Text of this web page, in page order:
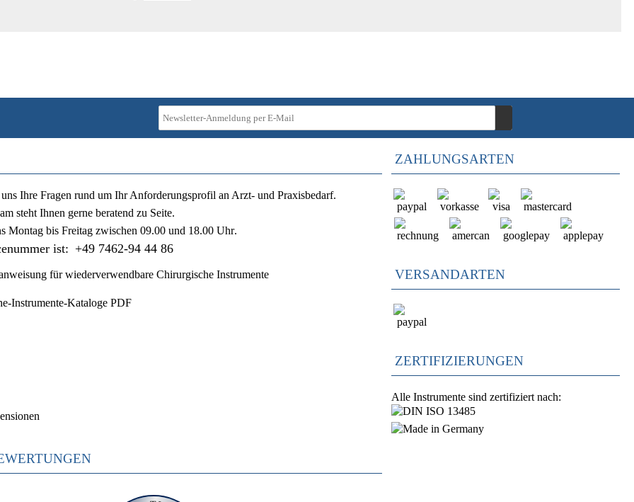
Ihre Fragen rund um Ihr Anforderungsprofil an Arzt- und Praxisbedarf.
steht Ihnen gerne beratend zu Seite.
Montag bis Freitag zwischen 09.00 und 18.00 Uhr.
ist: +49 7462-94 44 86
für wiederverwendbare Chirurgische Instrumente
Instrumente-Kataloge PDF
ZAHLUNGSARTEN
VERSANDARTEN
ZERTIFIZIERUNGEN
Alle Instrumente sind zertifiziert nach: